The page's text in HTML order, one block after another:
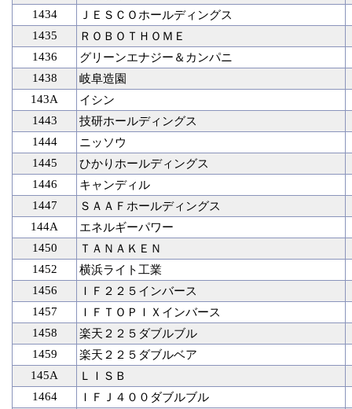
1434
ＪＥＳＣＯホールディングス
1435
ＲＯＢＯＴＨＯＭＥ
1436
グリーンエナジー＆カンパニ
1438
岐阜造園
143A
イシン
1443
技研ホールディングス
1444
ニッソウ
1445
ひかりホールディングス
1446
キャンディル
1447
ＳＡＡＦホールディングス
144A
エネルギーパワー
1450
ＴＡＮＡＫＥＮ
1452
横浜ライト工業
1456
ＩＦ２２５インバース
1457
ＩＦＴＯＰＩＸインバース
1458
楽天２２５ダブルブル
1459
楽天２２５ダブルベア
145A
ＬＩＳＢ
1464
ＩＦＪ４００ダブルブル